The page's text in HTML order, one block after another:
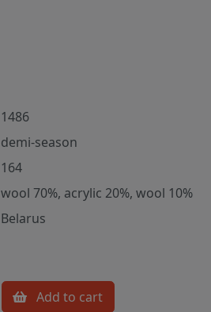
1486
demi-season
164
wool 70%, acrylic 20%, wool 10%
Belarus
Add to cart